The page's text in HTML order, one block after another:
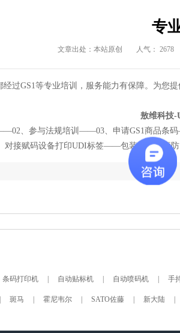
专
文章出处：本站原创 人气： 2678
过GS1等专业培训，服务能力有保障。为您
敖维科技-
、参与法规培训——03、申请GS1商品
接赋码设备打印UDI标签——包装关联出库
条码打印机 自动贴标机 自动喷码机 手
斑马 霍尼韦尔 SATO佐藤 新大陆